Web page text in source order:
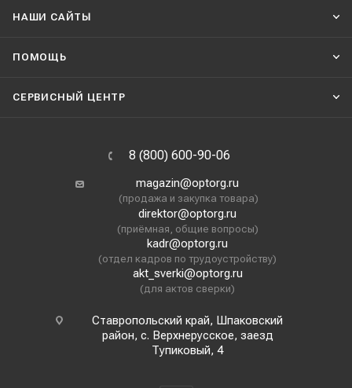
НАШИ CАЙТЫ
ПОМОЩЬ
СЕРВИСНЫЙ ЦЕНТР
8 (800) 600-90-06
magazin@optorg.ru
(продажа и закупка товара)
direktor@optorg.ru
(приёмная, общие вопросы)
kadr@optorg.ru
(отдел кадров по трудоустройству)
akt_sverki@optorg.ru
(для актов сверки)
Ставропольский край, Шпаковский
район, с. Верхнерусское, заезд
Тупиковый, 4